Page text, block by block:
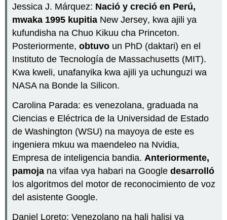
se
conjugan
los
verbos
regulares
en
pretérito?
◊
se
conjugan
los
verbos
irregulares
en
el
pretérito?
Regulares
de
verbos
Jessica J. Márquez: Nació y creció en Perú,
mwaka 1995 kupitia New Jersey, kwa ajili ya
kufundisha na Chuo Kikuu cha Princeton.
Posteriormente,obtuvo un PhD (daktari) en el
Instituto de Tecnología de Massachusetts (MIT).
Kwa kweli, unafanyika kwa ajili ya uchunguzi wa
NASA na Bonde la Silicon.
Carolina Parada: es venezolana, graduada na
Ciencias e Eléctrica de la Universidad de Estado
de Washington (WSU) na mayoya de este es
ingeniera mkuu wa maendeleo na Nvidia,
Empresa de inteligencia bandia.Anteriormente,
pamoja na vifaa vya habari na Googledesarrolló
los algoritmos del motor de reconocimiento de voz
del asistente Google.
Daniel Loreto: Venezolano na hali halisi ya